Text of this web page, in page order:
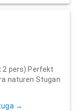
2 pers) Perfekt
naturen Stugan
→